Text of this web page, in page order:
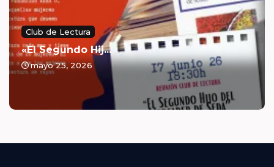
Club de Lectura
«El Segundo Hij...
mayo 25, 2026